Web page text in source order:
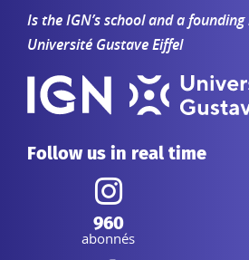
Is the IGN’s school and a
Université Gustave Eiffel
Follow us in real time
Instagram :
960
abonnés